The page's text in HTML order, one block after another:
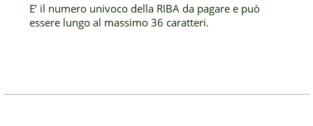
E’ il numero univoco della RIBA da pagare e può
essere lungo al massimo 36 caratteri.